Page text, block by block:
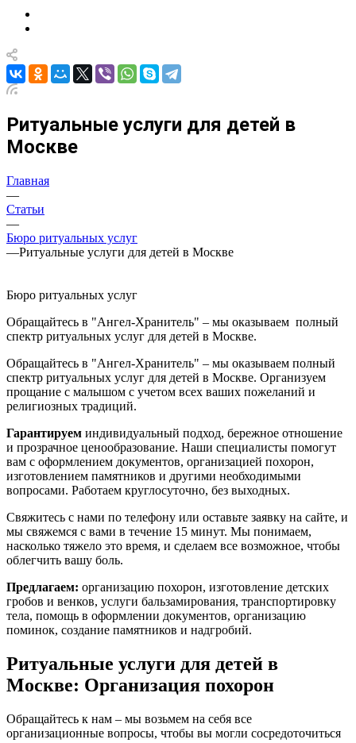
Ритуальные услуги для детей в
Москве
Главная
—
Статьи
—
Бюро ритуальных услуг
—Ритуальные услуги для детей в Москве
Бюро ритуальных услуг
Обращайтесь в "Ангел-Хранитель" – мы оказываем полный
спектр ритуальных услуг для детей в Москве.
Обращайтесь в "Ангел-Хранитель" – мы оказываем полный
спектр ритуальных услуг для детей в Москве. Организуем
прощание с малышом с учетом всех ваших пожеланий и
религиозных традиций.
Гарантируем индивидуальный подход, бережное отношение
и прозрачное ценообразование. Наши специалисты помогут
вам с оформлением документов, организацией похорон,
изготовлением памятников и другими необходимыми
вопросами. Работаем круглосуточно, без выходных.
Свяжитесь с нами по телефону или оставьте заявку на сайте, и
мы свяжемся с вами в течение 15 минут. Мы понимаем,
насколько тяжело это время, и сделаем все возможное, чтобы
облегчить вашу боль.
Предлагаем: организацию похорон, изготовление детских
гробов и венков, услуги бальзамирования, транспортировку
тела, помощь в оформлении документов, организацию
поминок, создание памятников и надгробий.
Ритуальные услуги для детей в
Москве: Организация похорон
Обращайтесь к нам – мы возьмем на себя все
организационные вопросы, чтобы вы могли сосредоточиться